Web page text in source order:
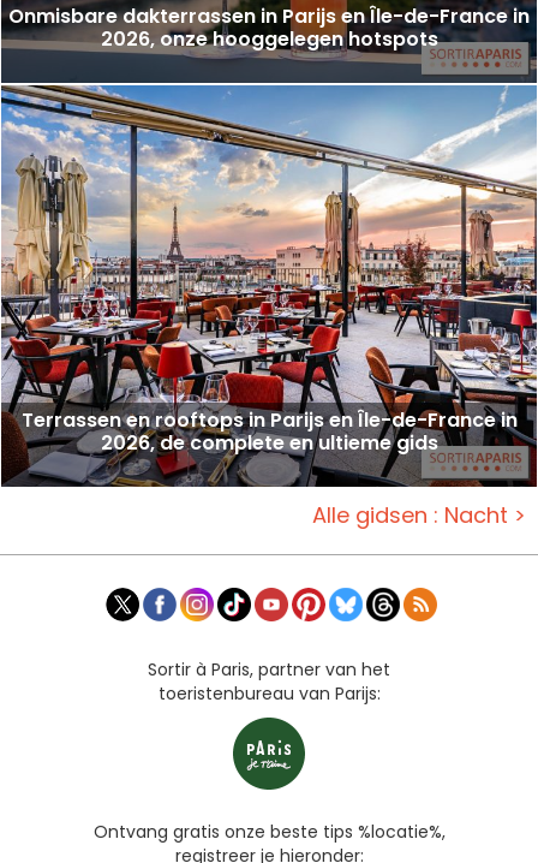
Onmisbare dakterrassen in Parijs en Île-de-France in
2026, onze hooggelegen hotspots
Terrassen en rooftops in Parijs en Île-de-France in
2026, de complete en ultieme gids
Alle gidsen : Nacht >
Sortir à Paris, partner van het
toeristenbureau van Parijs:
Ontvang gratis onze beste tips %locatie%,
registreer je hieronder: